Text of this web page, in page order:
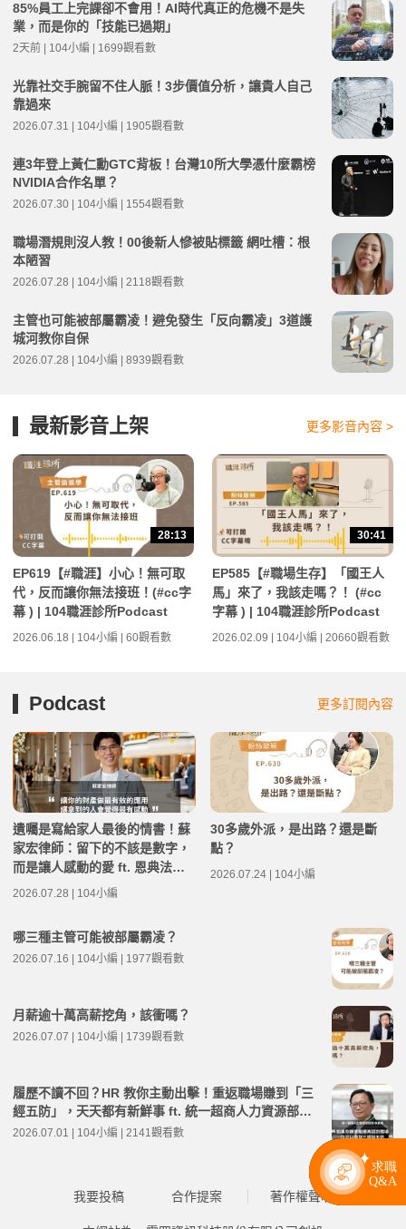
85%員工上完課卻不會用！AI時代真正的危機不是失
業，而是你的「技能已過期」
2天前 | 104小編 | 1699觀看數
光靠社交手腕留不住人脈！3步價值分析，讓貴人自己
靠過來
2026.07.31 | 104小編 | 1905觀看數
連3年登上黃仁勳GTC背板！台灣10所大學憑什麼霸榜
NVIDIA合作名單？
2026.07.30 | 104小編 | 1554觀看數
職場潛規則沒人教！00後新人慘被貼標籤 網吐槽：根
本陋習
2026.07.28 | 104小編 | 2118觀看數
主管也可能被部屬霸凌！避免發生「反向霸凌」3道護
城河教你自保
2026.07.28 | 104小編 | 8939觀看數
最新影音上架 更多影音內容 >
28:13
EP619【#職涯】小心！無可取
代，反而讓你無法接班！(#cc字
幕 ) | 104職涯診所Podcast
2026.06.18 | 104小編 | 60觀看數
30:41
EP585【#職場生存】「國王人
馬」來了，我該走嗎？！ (#cc
字幕 ) | 104職涯診所Podcast
2026.02.09 | 104小編 | 20660觀看數
Podcast 更多訂閱內容
遺囑是寫給家人最後的情書！蘇
家宏律師：留下的不該是數字，
而是讓人感動的愛 ft. 恩典法律
事務所創辦人 蘇家宏律師 | 高年
2026.07.28 | 104小編
30多歲外派，是出路？還是斷
點？
2026.07.24 | 104小編
哪三種主管可能被部屬霸凌？
2026.07.16 | 104小編 | 1977觀看數
月薪逾十萬高薪挖角，該衝嗎？
2026.07.07 | 104小編 | 1739觀看數
履歷不讀不回？HR 教你主動出擊！重返職場賺到「三
經五防」，天天都有新鮮事 ft. 統一超商人力資源部經
理 林宸碩 | 高年級不打烊 x 用 AI 點亮第二人生 EP279
2026.07.01 | 104小編 | 2141觀看數
我要投稿 合作提案 著作權聲明